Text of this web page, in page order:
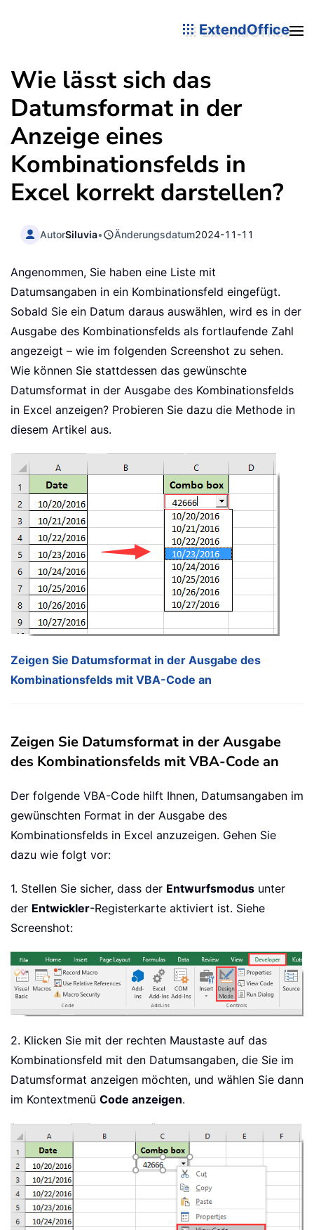
ExtendOffice
Wie lässt sich das
Datumsformat in der
Anzeige eines
Kombinationsfelds in
Excel korrekt darstellen?
AutorSiluvia• Änderungsdatum2024-11-11
Angenommen, Sie haben eine Liste mit
Datumsangaben in ein Kombinationsfeld eingefügt.
Sobald Sie ein Datum daraus auswählen, wird es in der
Ausgabe des Kombinationsfelds als fortlaufende Zahl
angezeigt – wie im folgenden Screenshot zu sehen.
Wie können Sie stattdessen das gewünschte
Datumsformat in der Ausgabe des Kombinationsfelds
in Excel anzeigen? Probieren Sie dazu die Methode in
diesem Artikel aus.
Zeigen Sie Datumsformat in der Ausgabe des
Kombinationsfelds mit VBA-Code an
Zeigen Sie Datumsformat in der Ausgabe
des Kombinationsfelds mit VBA-Code an
Der folgende VBA-Code hilft Ihnen, Datumsangaben im
gewünschten Format in der Ausgabe des
Kombinationsfelds in Excel anzuzeigen. Gehen Sie
dazu wie folgt vor:
1. Stellen Sie sicher, dass der Entwurfsmodus unter
der Entwickler-Registerkarte aktiviert ist. Siehe
Screenshot:
2. Klicken Sie mit der rechten Maustaste auf das
Kombinationsfeld mit den Datumsangaben, die Sie im
Datumsformat anzeigen möchten, und wählen Sie dann
im Kontextmenü Code anzeigen.